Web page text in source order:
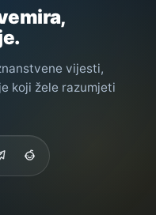
vijesti,
koji žele razumjeti